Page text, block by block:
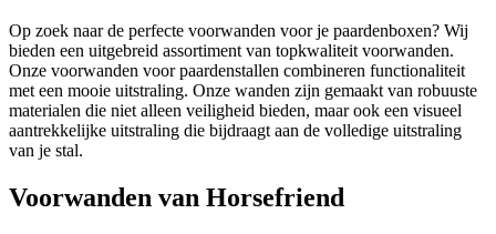
Op zoek naar de perfecte voorwanden voor je paardenboxen? Wij
bieden een uitgebreid assortiment van topkwaliteit voorwanden.
Onze voorwanden voor paardenstallen combineren functionaliteit
met een mooie uitstraling. Onze wanden zijn gemaakt van robuuste
materialen die niet alleen veiligheid bieden, maar ook een visueel
aantrekkelijke uitstraling die bijdraagt aan de volledige uitstraling
van je stal.
Voorwanden van Horsefriend